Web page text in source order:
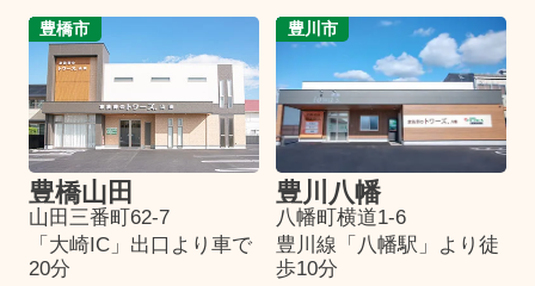
豊橋市
豊橋山田
山田三番町62-7
「大崎IC」出口より車で
20分
豊川市
豊川八幡
八幡町横道1-6
豊川線「八幡駅」より徒
歩10分